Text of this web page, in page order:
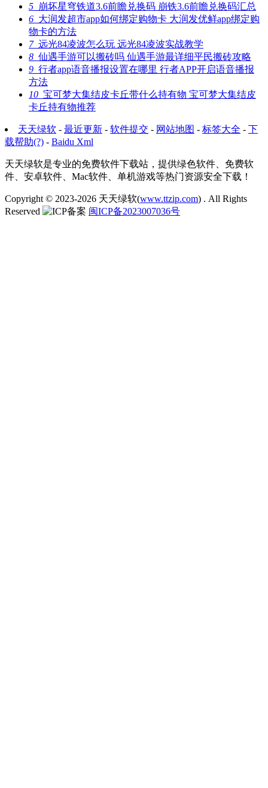
5 崩坏星穹铁道3.6前瞻兑换码 崩铁3.6前瞻兑换码汇总
6 大润发超市app如何绑定购物卡 大润发优鲜app绑定购
物卡的方法
7远光84凌波怎么玩 远光84凌波实战教学
8 仙遇手游可以搬砖吗 仙遇手游最详细平民搬砖攻略
9 行者app语音播报设置在哪里 行者APP开启语音播报
方法
10 宝可梦大集结皮卡丘带什么持有物 宝可梦大集结皮
卡丘持有物推荐
天天绿软 - 最近更新 - 软件提交 - 网站地图 - 标签大全 - 下
载帮助(?) - Baidu Xml
天天绿软是专业的免费软件下载站，提供绿色软件、免费软
件、安卓软件、Mac软件、单机游戏等热门资源安全下载！
Copyright © 2023-2026 天天绿软(www.ttzip.com) . All Rights
Reserved
闽ICP备2023007036号